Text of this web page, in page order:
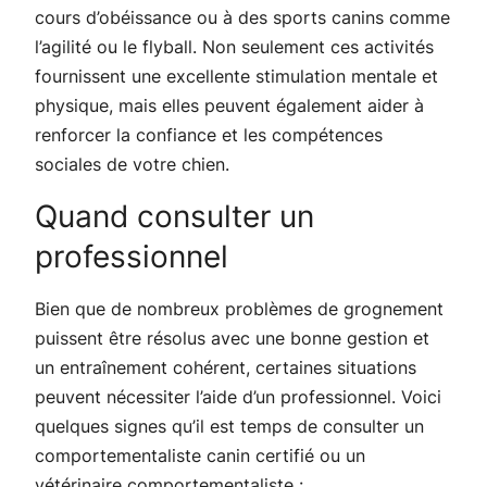
cours d’obéissance ou à des sports canins comme
l’agilité ou le flyball. Non seulement ces activités
fournissent une excellente stimulation mentale et
physique, mais elles peuvent également aider à
renforcer la confiance et les compétences
sociales de votre chien.
Quand consulter un
professionnel
Bien que de nombreux problèmes de grognement
puissent être résolus avec une bonne gestion et
un entraînement cohérent, certaines situations
peuvent nécessiter l’aide d’un professionnel. Voici
quelques signes qu’il est temps de consulter un
comportementaliste canin certifié ou un